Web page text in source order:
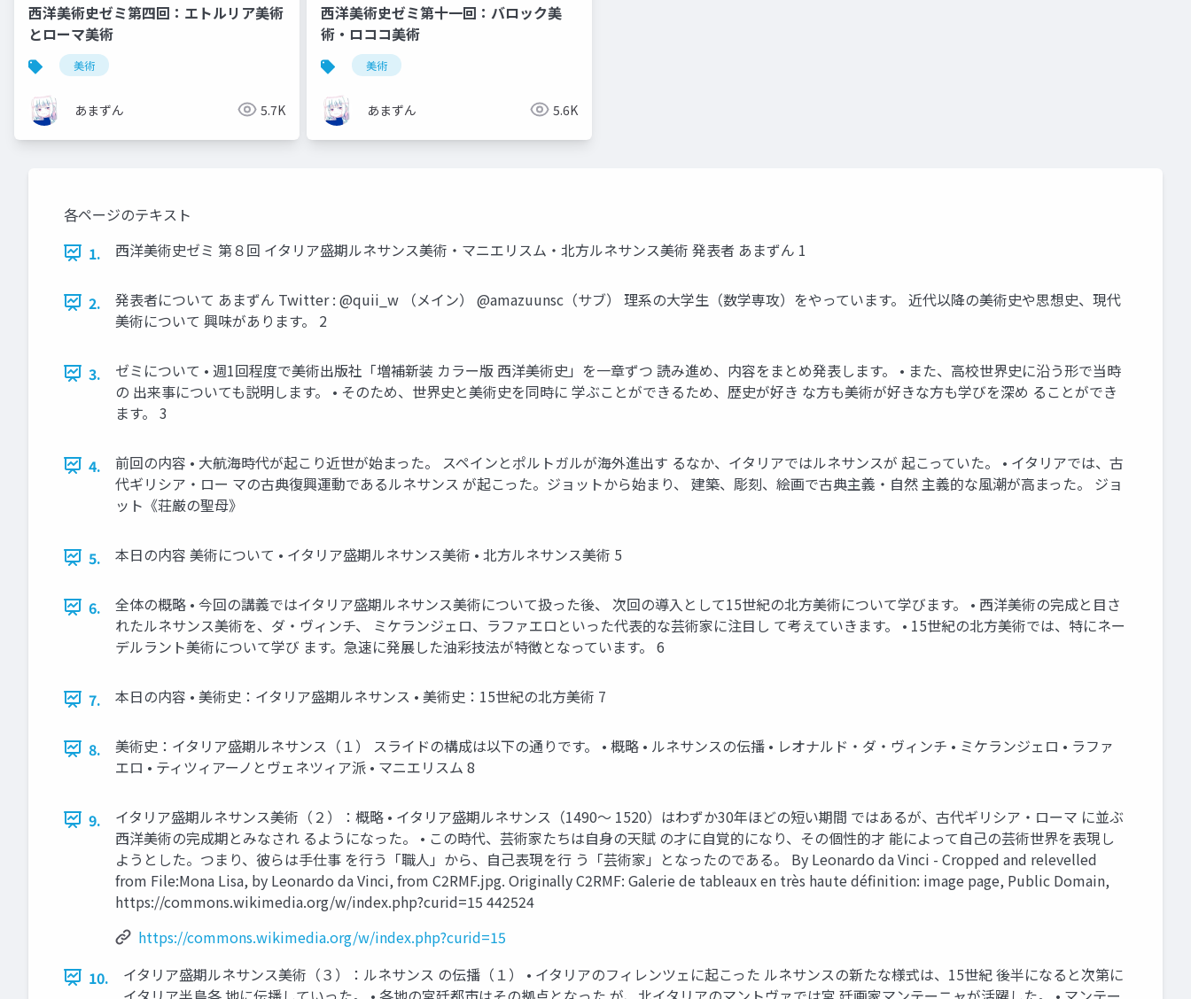
西洋美術史ゼミ第四回：エトルリア美術
とローマ美術
美術
あまずん 5.7K
西洋美術史ゼミ第十一回：バロック美
術・ロココ美術
美術
あまずん 5.6K
各ページのテキスト
1.
西洋美術史ゼミ 第８回 イタリア盛期ルネサンス美術・マニエリスム・北方ルネサンス美術 発表者 あまずん 1
2.
発表者について あまずん Twitter : @quii_w （メイン） @amazuunsc（サブ） 理系の大学生（数学専攻）をやっています。 近代以降の美術史や思想史、現代
美術について 興味があります。 2
3.
ゼミについて • 週1回程度で美術出版社「増補新装 カラー版 西洋美術史」を一章ずつ 読み進め、内容をまとめ発表します。 • また、高校世界史に沿う形で当時
の 出来事についても説明します。 • そのため、世界史と美術史を同時に 学ぶことができるため、歴史が好き な方も美術が好きな方も学びを深め ることができ
ます。 3
4.
前回の内容 • 大航海時代が起こり近世が始まった。 スペインとポルトガルが海外進出す るなか、イタリアではルネサンスが 起こっていた。 • イタリアでは、古
代ギリシア・ロー マの古典復興運動であるルネサンス が起こった。ジョットから始まり、 建築、彫刻、絵画で古典主義・自然 主義的な風潮が高まった。 ジョ
ット《荘厳の聖母》
5. 本日の内容 美術について • イタリア盛期ルネサンス美術 • 北方ルネサンス美術 5
6.
全体の概略 • 今回の講義ではイタリア盛期ルネサンス美術について扱った後、 次回の導入として15世紀の北方美術について学びます。 • 西洋美術の完成と目さ
れたルネサンス美術を、ダ・ヴィンチ、 ミケランジェロ、ラファエロといった代表的な芸術家に注目し て考えていきます。 • 15世紀の北方美術では、特にネー
デルラント美術について学び ます。急速に発展した油彩技法が特徴となっています。 6
7. 本日の内容 • 美術史：イタリア盛期ルネサンス • 美術史：15世紀の北方美術 7
8.
美術史：イタリア盛期ルネサンス（１） スライドの構成は以下の通りです。 • 概略 • ルネサンスの伝播 • レオナルド・ダ・ヴィンチ • ミケランジェロ • ラファ
エロ • ティツィアーノとヴェネツィア派 • マニエリスム 8
9.
イタリア盛期ルネサンス美術（２）：概略 • イタリア盛期ルネサンス（1490～ 1520）はわずか30年ほどの短い期間 ではあるが、古代ギリシア・ローマ に並ぶ
西洋美術の完成期とみなされ るようになった。 • この時代、芸術家たちは自身の天賦 の才に自覚的になり、その個性的才 能によって自己の芸術世界を表現し
ようとした。つまり、彼らは手仕事 を行う「職人」から、自己表現を行 う「芸術家」となったのである。 By Leonardo da Vinci - Cropped and relevelled
from File:Mona Lisa, by Leonardo da Vinci, from C2RMF.jpg. Originally C2RMF: Galerie de tableaux en très haute définition: image page, Public Domain,
https://commons.wikimedia.org/w/index.php?curid=15 442524
https://commons.wikimedia.org/w/index.php?curid=15
10.
イタリア盛期ルネサンス美術（３）：ルネサンス の伝播（１） • イタリアのフィレンツェに起こった ルネサンスの新たな様式は、15世紀 後半になると次第に